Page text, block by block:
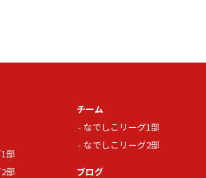
部
部
チーム
なでしこリーグ1部
なでしこリーグ2部
ブログ